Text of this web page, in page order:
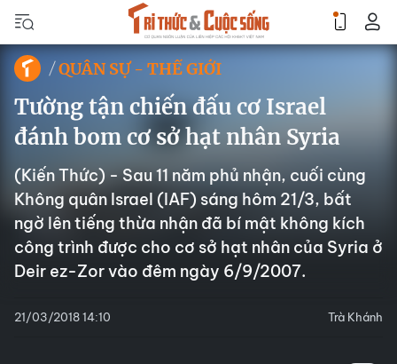
QUÂN SỰ - THẾ GIỚI
Tường tận chiến đấu cơ Israel
đánh bom cơ sở hạt nhân Syria
(Kiến Thức) - Sau 11 năm phủ nhận, cuối cùng
Không quân Israel (IAF) sáng hôm 21/3, bất
ngờ lên tiếng thừa nhận đã bí mật không kích
công trình được cho cơ sở hạt nhân của Syria ở
Deir ez-Zor vào đêm ngày 6/9/2007.
21/03/2018 14:10 Trà Khánh